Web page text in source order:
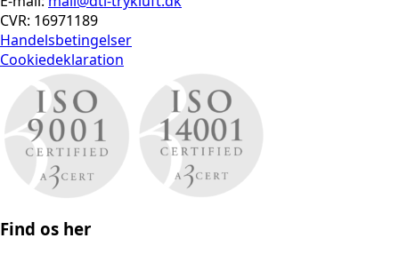
CVR: 16971189
Handelsbetingelser
Cookiedeklaration
Find os her